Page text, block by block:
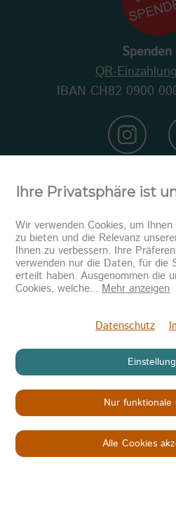
Spenden
QR-
IBAN CH82 0900
Newsletter
Copyright © 2026
Datenschutz
Ihre Privatsphäre ist
Wir verwenden Cookies, um
zu bieten und die Relevanz
Ihnen zu verbessern. Ihre
verwenden nur die Daten, für die
erteilt haben. Ausgenommen die
Cookies, welche... Mehr anzeigen
Datenschutz
Nur funktionale
Alle Cookies